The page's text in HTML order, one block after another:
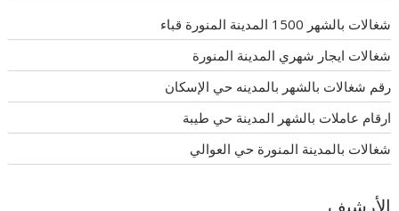
شغالات بالشهر 1500 المدينة المنورة قباء
شغالات ايجار شهري المدينة المنورة
رقم شغالات بالشهر بالمدينه حي الإسكان
ارقام عاملات بالشهر المدينة حي طيبة
شغالات بالمدينة المنورة حي العوالي
الأرشيف